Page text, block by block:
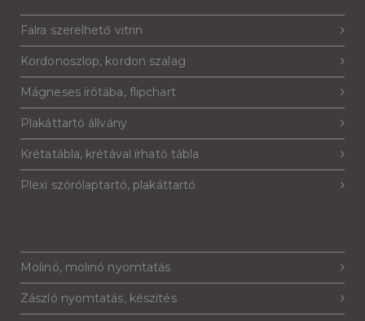
Falra szerelhető vitrin
Kordonoszlop, kordon szalag
Mágneses írótába, flipchart
Plakáttartó állvány
Krétatábla, krétával írható tábla
Plexi szórólaptartó, plakáttartó
Molinó, molinó nyomtatás
Zászló nyomtatás, készítés